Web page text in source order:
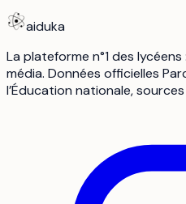
aiduka
La plateforme n°1 des
média. Données officielles
l’Éducation nationale,